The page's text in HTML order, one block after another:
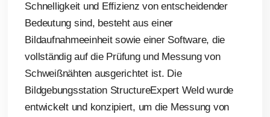
Schnelligkeit und Effizienz von entscheidender
Bedeutung sind, besteht aus einer
Bildaufnahmeeinheit sowie einer Software, die
vollständig auf die Prüfung und Messung von
Schweißnähten ausgerichtet ist. Die
Bildgebungsstation StructureExpert Weld wurde
entwickelt und konzipiert, um die Messung von